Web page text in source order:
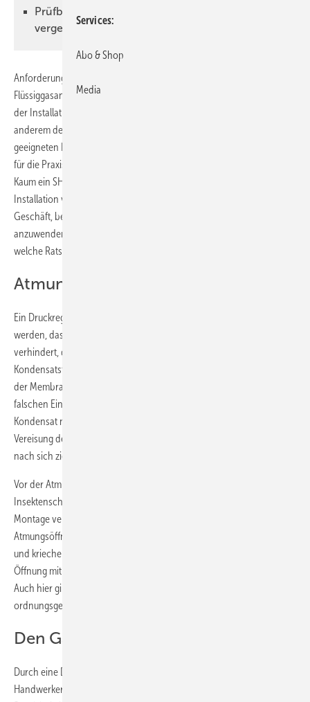
Prüfbescheinigung und Dokumentation nicht
vergessen
Anforderungen an Flüssiggasanlagen
Flüssiggasanlagen lassen sich von vornherein vermeiden, wenn bei
der Installation kritische Punkte beachtet werden. Das betrifft unter
anderem den richtigen Einbau des Druckreglers oder die Auswahl des
geeigneten Isolierstücks an der Gasleitung. Dieser Beitrag liefert Tipps
für die Praxis.
Kaum ein SHK-Betrieb beschäftigt sich ausschließlich mit der
Installation von Flüssiggasanlagen. Es ist also oft ein zusätzliches
Geschäft, bei dem selbstverständlich die gleiche Sorgfalt
anzuwenden ist wie bei jedem anderen Umgang mit Gas. Lesen Sie,
welche Ratschläge Flüssiggasversorger Progas aus der Praxis vorhält.
Atmungsöffnung nach unten
Ein Druckregler an der Gasleitung muss grundsätzlich so eingebaut
werden, dass seine Atmungsöffnung schräg nach unten zeigt. So wird
verhindert, dass es an dieser Stelle zu einem unerwünschten
Kondensatstau kommt. Bei einer hohen Luftfeuchtigkeit kann sich auf
der Membran im Reglergehäuse schnell ein Kondensat bilden. Beim
falschen Einbau – mit der Atmungsöffnung nach oben – kann das
Kondensat nicht entweichen. In der Folge kommt es zu einer
Vereisung des Druckreglers, die eine Störung der Flüssiggasanlage
nach sich zieht.
Vor der Atmungsöffnung des Druckreglers ist stets ein Sieb als
Insektenschutz anzubringen. Dieses Sieb geht schon mal bei der
Montage verloren oder wird vom Installateur nicht beachtet. Ist die
Atmungsöffnung derart ungeschützt, nutzen Insekten ihre Chance
und kriechen hinein. Schlupfwespen zum Beispiel zementieren die
Öffnung mit Lehm und Speichel zu und legen dort ihre Larven ab.
Auch hier gilt: Kann der Regler nicht atmen, funktioniert er nicht
ordnungsgemäß.
Den Gasdruck sicher regeln
Durch eine Druckmessung an der Verbrauchsanlage kann der SHK-
Handwerker die korrekte Funktion des Druckreglers überprüfen. Der
Services
Abo & Shop
Media